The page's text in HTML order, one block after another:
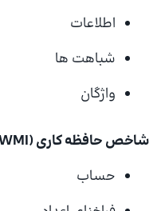
اطلاعات
شباهت ها
واژگان
شاخص حافظه کاری (WMI) شامل:
حساب